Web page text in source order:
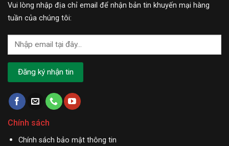
Vui lòng nhập địa chỉ email để nhận bản tin khuyến mại hàng
tuần của chúng tôi:
Chính sách
Chính sách bảo mật thông tin